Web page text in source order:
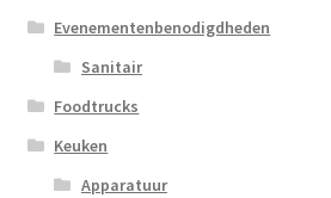
Evenementenbenodigdheden
Sanitair
Foodtrucks
Keuken
Apparatuur